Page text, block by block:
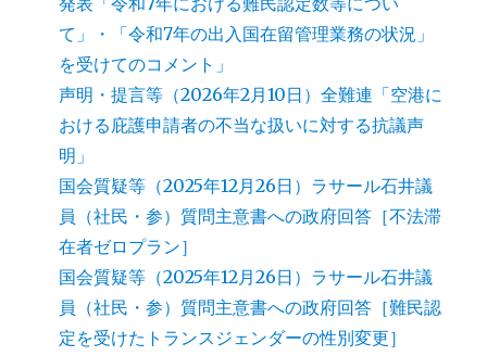
て」・「令和7年の出入国在留管理業務の状況」
を受けてのコメント」
声明・提言等（2026年2月10日）全難連「空港に
おける庇護申請者の不当な扱いに対する抗議声
明」
国会質疑等（2025年12月26日）ラサール石井議
員（社民・参）質問主意書への政府回答［不法滞
在者ゼロプラン］
国会質疑等（2025年12月26日）ラサール石井議
員（社民・参）質問主意書への政府回答［難民認
定を受けたトランスジェンダーの性別変更］